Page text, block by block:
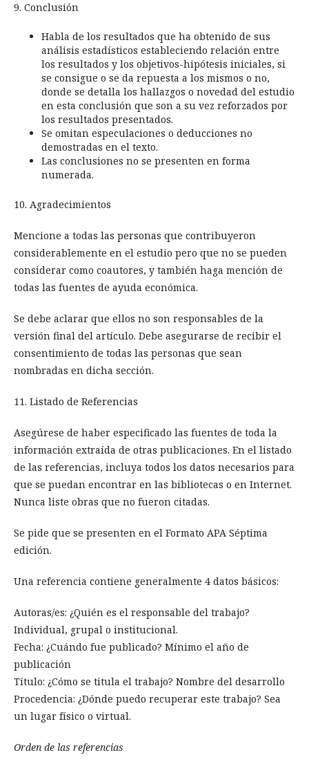
9. Conclusión
Habla de los resultados que ha obtenido de sus
análisis estadísticos estableciendo relación entre
los resultados y los objetivos-hipótesis iniciales, si
se consigue o se da repuesta a los mismos o no,
donde se detalla los hallazgos o novedad del estudio
en esta conclusión que son a su vez reforzados por
los resultados presentados.
Se omitan especulaciones o deducciones no
demostradas en el texto.
Las conclusiones no se presenten en forma
numerada.
10. Agradecimientos
Mencione a todas las personas que contribuyeron
considerablemente en el estudio pero que no se pueden
considerar como coautores, y también haga mención de
todas las fuentes de ayuda económica.
Se debe aclarar que ellos no son responsables de la
versión final del artículo. Debe asegurarse de recibir el
consentimiento de todas las personas que sean
nombradas en dicha sección.
11. Listado de Referencias
Asegúrese de haber especificado las fuentes de toda la
información extraída de otras publicaciones. En el listado
de las referencias, incluya todos los datos necesarios para
que se puedan encontrar en las bibliotecas o en Internet.
Nunca liste obras que no fueron citadas.
Se pide que se presenten en el Formato APA Séptima
edición.
Una referencia contiene generalmente 4 datos básicos:
Autoras/es: ¿Quién es el responsable del trabajo?
Individual, grupal o institucional.
Fecha: ¿Cuándo fue publicado? Mínimo el año de
publicación
Título: ¿Cómo se titula el trabajo? Nombre del desarrollo
Procedencia: ¿Dónde puedo recuperar este trabajo? Sea
un lugar físico o virtual.
Orden de las referencias